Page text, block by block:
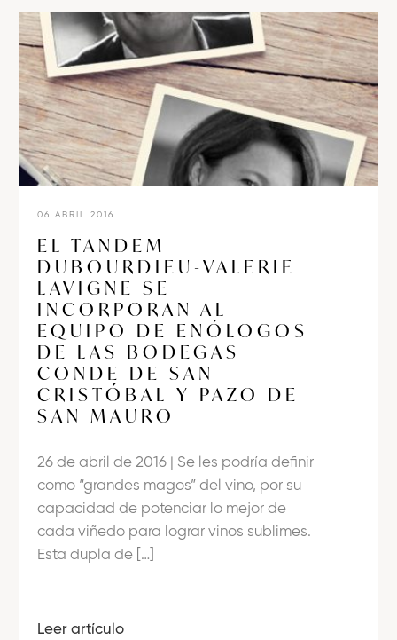
06 ABRIL 2016
EL TANDEM
DUBOURDIEU-VALERIE
LAVIGNE SE
INCORPORAN AL
EQUIPO DE ENÓLOGOS
DE LAS BODEGAS
CONDE DE SAN
CRISTÓBAL Y PAZO DE
SAN MAURO
26 de abril de 2016 | Se les podría definir
como “grandes magos” del vino, por su
capacidad de potenciar lo mejor de
cada viñedo para lograr vinos sublimes.
Esta dupla de […]
Leer artículo